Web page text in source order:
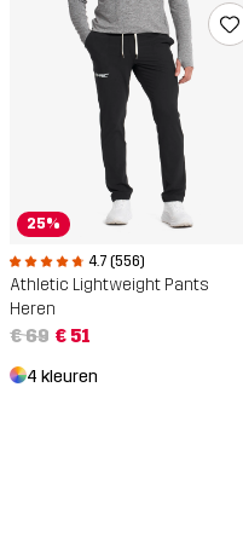
25%
4.7 (556)
Athletic Lightweight Pants
Heren
€ 69 € 51
4 kleuren